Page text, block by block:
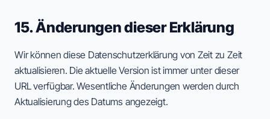
15. Änderungen dieser Erklärung
Wir können diese Datenschutzerklärung von Zeit zu Zeit
aktualisieren. Die aktuelle Version ist immer unter dieser
URL verfügbar. Wesentliche Änderungen werden durch
Aktualisierung des Datums angezeigt.